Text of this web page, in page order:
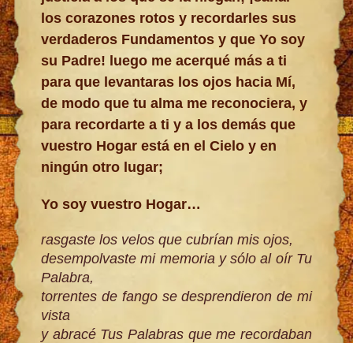
los corazones rotos y recordarles sus
verdaderos Fundamentos y que Yo soy
su Padre! luego me acerqué más a ti
para que levantaras los ojos hacia Mí,
de modo que tu alma me reconociera, y
para recordarte a ti y a los demás que
vuestro Hogar está en el Cielo y en
ningún otro lugar;
Yo soy vuestro Hogar…
rasgaste los velos que cubrían mis ojos,
desempolvaste mi memoria y sólo al oír Tu
Palabra,
torrentes de fango se desprendieron de mi
vista
y abracé Tus Palabras que me recordaban